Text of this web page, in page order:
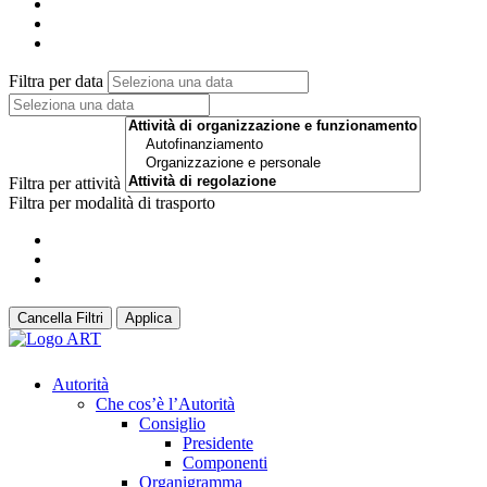
Filtra per data
Filtra per attività
Filtra per modalità di trasporto
Cancella Filtri Applica
Autorità
Che cos’è l’Autorità
Consiglio
Presidente
Componenti
Organigramma